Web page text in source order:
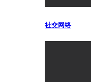
社交网络